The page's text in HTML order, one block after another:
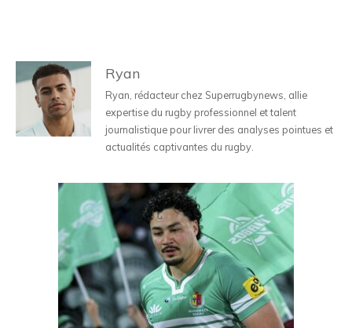
Ryan
Ryan, rédacteur chez Superrugbynews, allie
expertise du rugby professionnel et talent
journalistique pour livrer des analyses pointues et
actualités captivantes du rugby.